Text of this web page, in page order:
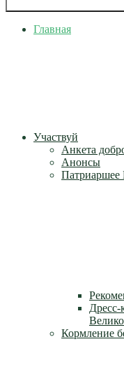
Главная
Участвуй
Анкета
Анонсы
Патриаршее
Дресс-
Кормление